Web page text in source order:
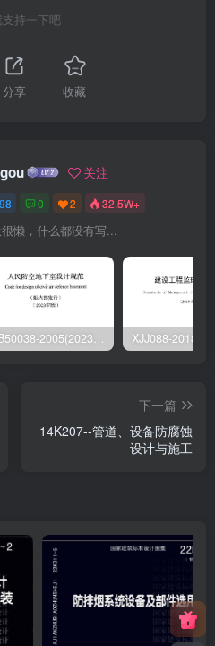
支持一下吧
分享 收藏
关注
0 2 32.5W+
懒，什么都没有写...
GB50038-2005(2023版)–人民防空地下室设计规范
下一篇
14K207--管道、设备防腐蚀
设计与施工